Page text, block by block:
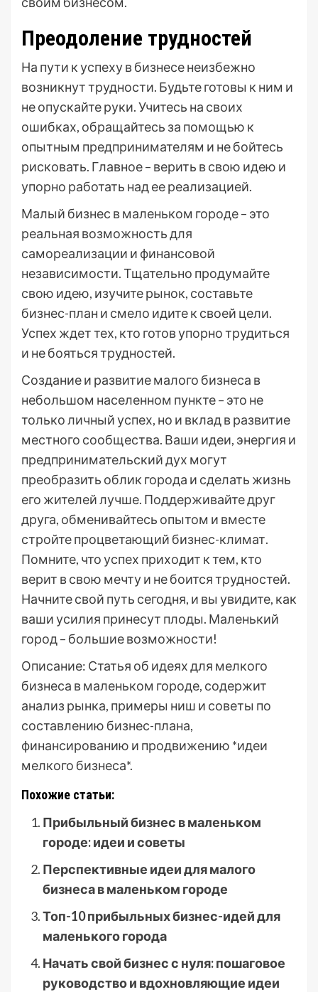
Преодоление трудностей
На пути к успеху в бизнесе неизбежно
возникнут трудности. Будьте готовы к ним и
не опускайте руки. Учитесь на своих
ошибках, обращайтесь за помощью к
опытным предпринимателям и не бойтесь
рисковать. Главное – верить в свою идею и
упорно работать над ее реализацией.
Малый бизнес в маленьком городе – это
реальная возможность для
самореализации и финансовой
независимости. Тщательно продумайте
свою идею, изучите рынок, составьте
бизнес-план и смело идите к своей цели.
Успех ждет тех, кто готов упорно трудиться
и не бояться трудностей.
Создание и развитие малого бизнеса в
небольшом населенном пункте – это не
только личный успех, но и вклад в развитие
местного сообщества. Ваши идеи, энергия и
предпринимательский дух могут
преобразить облик города и сделать жизнь
его жителей лучше. Поддерживайте друг
друга, обменивайтесь опытом и вместе
стройте процветающий бизнес-климат.
Помните, что успех приходит к тем, кто
верит в свою мечту и не боится трудностей.
Начните свой путь сегодня, и вы увидите, как
ваши усилия принесут плоды. Маленький
город – большие возможности!
Описание: Статья об идеях для мелкого
бизнеса в маленьком городе, содержит
анализ рынка, примеры ниш и советы по
составлению бизнес-плана,
финансированию и продвижению *идеи
мелкого бизнеса*.
Похожие статьи:
Прибыльный бизнес в маленьком
городе: идеи и советы
Перспективные идеи для малого
бизнеса в маленьком городе
Топ-10 прибыльных бизнес-идей для
маленького города
Начать свой бизнес с нуля: пошаговое
руководство и вдохновляющие идеи